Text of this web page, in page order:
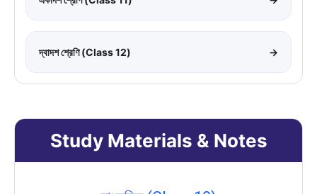
দ্বাদশ শ্রেণি (Class 12) →
Study Materials & Notes